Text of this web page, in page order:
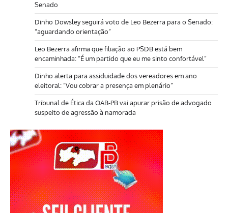
Senado
Dinho Dowsley seguirá voto de Leo Bezerra para o Senado:
“aguardando orientação”
Leo Bezerra afirma que filiação ao PSDB está bem
encaminhada: “É um partido que eu me sinto confortável”
Dinho alerta para assiduidade dos vereadores em ano
eleitoral: “Vou cobrar a presença em plenário”
Tribunal de Ética da OAB-PB vai apurar prisão de advogado
suspeito de agressão à namorada